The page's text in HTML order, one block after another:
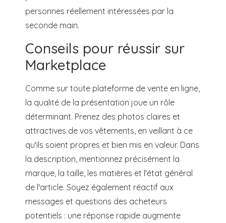
personnes réellement intéressées par la
seconde main.
Conseils pour réussir sur
Marketplace
Comme sur toute plateforme de vente en ligne,
la qualité de la présentation joue un rôle
déterminant. Prenez des photos claires et
attractives de vos vêtements, en veillant à ce
qu'ils soient propres et bien mis en valeur. Dans
la description, mentionnez précisément la
marque, la taille, les matières et l'état général
de l'article. Soyez également réactif aux
messages et questions des acheteurs
potentiels : une réponse rapide augmente